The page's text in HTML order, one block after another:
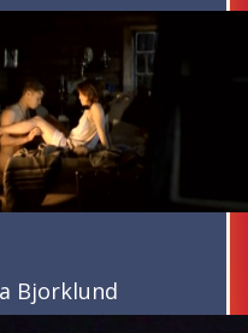
Bjorklund